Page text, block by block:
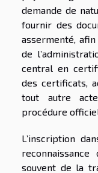
demande de
fournir des
assermenté,
de
central en
des certificats,
tout autre
procédure
L’inscription
souvent de la